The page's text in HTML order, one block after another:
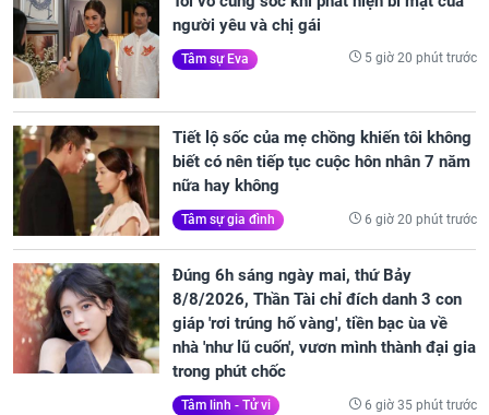
người yêu và chị gái
Tâm sự Eva 5 giờ 20 phút trước
Tiết lộ sốc của mẹ chồng khiến tôi không
biết có nên tiếp tục cuộc hôn nhân 7 năm
nữa hay không
Tâm sự gia đình 6 giờ 20 phút trước
Đúng 6h sáng ngày mai, thứ Bảy
8/8/2026, Thần Tài chỉ đích danh 3 con
giáp 'rơi trúng hố vàng', tiền bạc ùa về
nhà 'như lũ cuốn', vươn mình thành đại gia
trong phút chốc
Tâm linh - Tử vi 6 giờ 35 phút trước